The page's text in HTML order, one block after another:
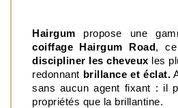
Hairgum propose une
coiffage Hairgum Road
discipliner les cheveux les
redonnant brillance et éclat.
sans aucun agent fixant : il
propriétés que la brillantine.